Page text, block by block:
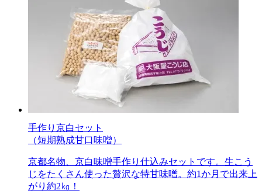
手作り京白セット
（短期熟成甘口味噌）
京都名物、京白味噌手作り仕込みセットです。生こう
じをたくさん使った贅沢な特甘味噌。約1か月で出来上
がり約2㎏！